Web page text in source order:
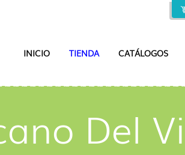
INICIO TIENDA CATÁLOGOS
Del